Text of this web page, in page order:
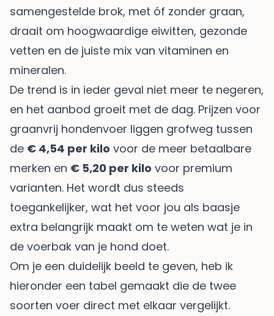
samengestelde brok, met óf zonder graan,
draait om hoogwaardige eiwitten, gezonde
vetten en de juiste mix van vitaminen en
mineralen.
De trend is in ieder geval niet meer te negeren,
en het aanbod groeit met de dag. Prijzen voor
graanvrij hondenvoer liggen grofweg tussen
de € 4,54 per kilo voor de meer betaalbare
merken en € 5,20 per kilo voor premium
varianten. Het wordt dus steeds
toegankelijker, wat het voor jou als baasje
extra belangrijk maakt om te weten wat je in
de voerbak van je hond doet.
Om je een duidelijk beeld te geven, heb ik
hieronder een tabel gemaakt die de twee
soorten voer direct met elkaar vergelijkt.